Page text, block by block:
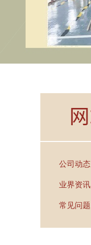
公司动态
业界资讯
常见问题